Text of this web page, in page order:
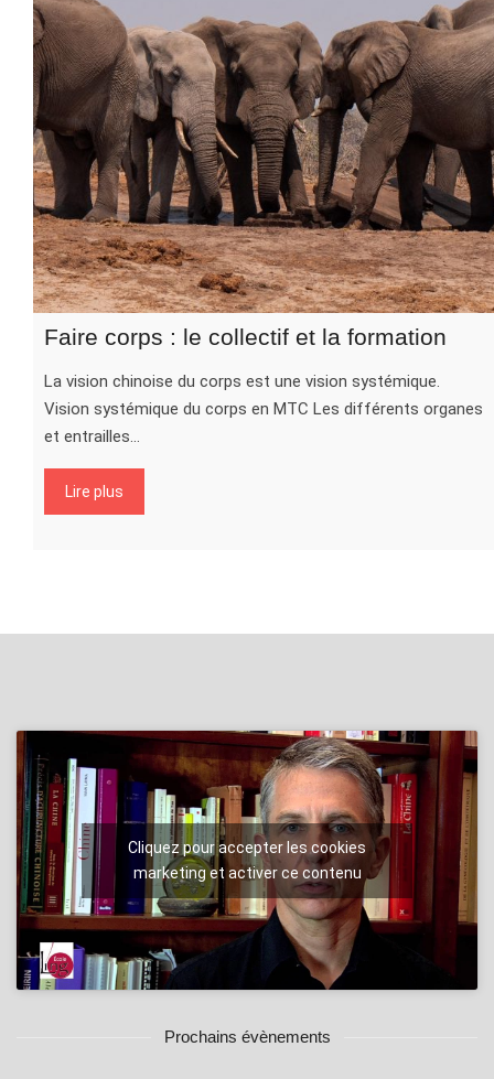
Faire corps : le collectif et la formation
La vision chinoise du corps est une vision systémique.
Vision systémique du corps en MTC Les différents organes
et entrailles…
Lire plus
Cliquez pour accepter les cookies
marketing et activer ce contenu
Prochains évènements